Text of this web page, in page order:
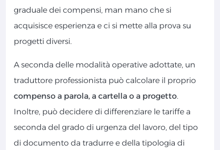
graduale dei compensi, man mano che si
acquisisce esperienza e ci si mette alla prova su
progetti diversi.
A seconda delle modalità operative adottate, un
traduttore professionista può calcolare il proprio
compenso a parola, a cartella o a progetto.
Inoltre, può decidere di differenziare le tariffe a
seconda del grado di urgenza del lavoro, del tipo
di documento da tradurre e della tipologia di